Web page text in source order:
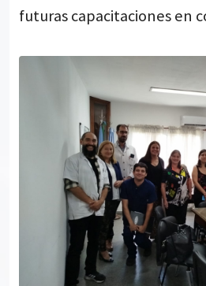
futuras capacitaciones en